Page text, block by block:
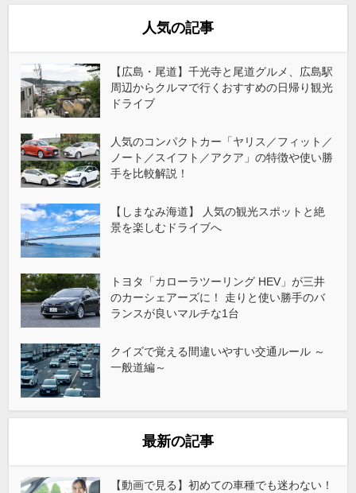
人気の記事
【広島・尾道】千光寺と尾道グルメ、広島駅
周辺からクルマで行くおすすめの日帰り観光
ドライブ
人気のコンパクトカー「ヤリス／フィット／
ノート／スイフト／アクア」の特徴や使い勝
手を比較解説！
【しまなみ海道】 人気の観光スポットと絶
景を楽しむドライブへ
トヨタ「カローラツーリング HEV」が三井
のカーシェアーズに！ 走りと使い勝手のバ
ランスが良いマルチな1台
クイズで覚える間違いやすい交通ルール ～
一般道編～
最新の記事
【動画で見る】初めての車種でも迷わない！